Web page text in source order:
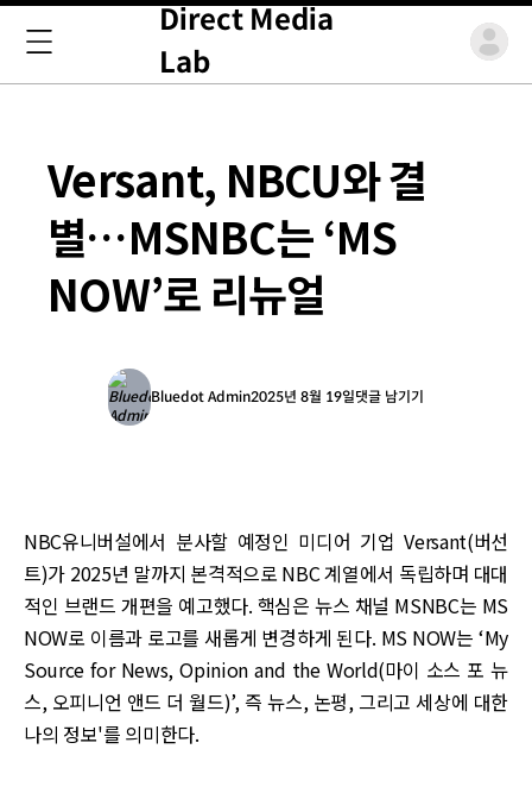
Direct Media
Lab
Versant, NBCU와 결
별…MSNBC는 ‘MS
NOW’로 리뉴얼
Bluedot Admin2025년 8월 19일댓글 남기기
NBC유니버설에서 분사할 예정인 미디어 기업 Versant(버선
트)가 2025년 말까지 본격적으로 NBC 계열에서 독립하며 대대
적인 브랜드 개편을 예고했다. 핵심은 뉴스 채널 MSNBC는 MS
NOW로 이름과 로고를 새롭게 변경하게 된다. MS NOW는 ‘My
Source for News, Opinion and the World(마이 소스 포 뉴
스, 오피니언 앤드 더 월드)’, 즉 뉴스, 논평, 그리고 세상에 대한
나의 정보'를 의미한다.